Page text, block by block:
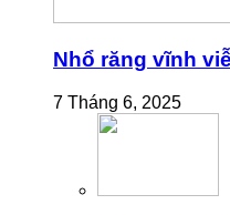
Nhổ răng vĩnh
7 Tháng 6, 2025